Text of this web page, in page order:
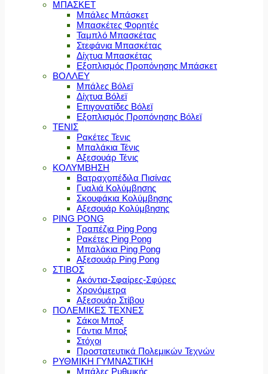
ΜΠΑΣΚΕΤ
Μπάλες Μπάσκετ
Μπασκέτες Φορητές
Ταμπλό Μπασκέτας
Στεφάνια Μπασκέτας
Δίχτυα Μπασκέτας
Εξοπλισμός Προπόνησης Μπάσκετ
ΒΟΛΛΕΥ
Μπάλες Βόλεϊ
Δίχτυα Βόλεϊ
Επιγονατίδες Βόλεϊ
Εξοπλισμός Προπόνησης Βόλεϊ
ΤΕΝΙΣ
Ρακέτες Τενις
Μπαλάκια Τένις
Αξεσουάρ Τένις
ΚΟΛΥΜΒΗΣΗ
Βατραχοπέδιλα Πισίνας
Γυαλιά Κολύμβησης
Σκουφάκια Κολύμβησης
Αξεσουάρ Κολύμβησης
PING PONG
Τραπέζια Ping Pong
Ρακέτες Ping Pong
Μπαλάκια Ping Pong
Αξεσουάρ Ping Pong
ΣΤΙΒΟΣ
Ακόντια-Σφαίρες-Σφύρες
Χρονόμετρα
Αξεσουάρ Στίβου
ΠΟΛΕΜΙΚΕΣ ΤΕΧΝΕΣ
Σάκοι Μποξ
Γάντια Μποξ
Στόχοι
Προστατευτικά Πολεμικών Τεχνών
ΡΥΘΜΙΚΗ ΓΥΜΝΑΣΤΙΚΗ
Μπάλες Ρυθμικής